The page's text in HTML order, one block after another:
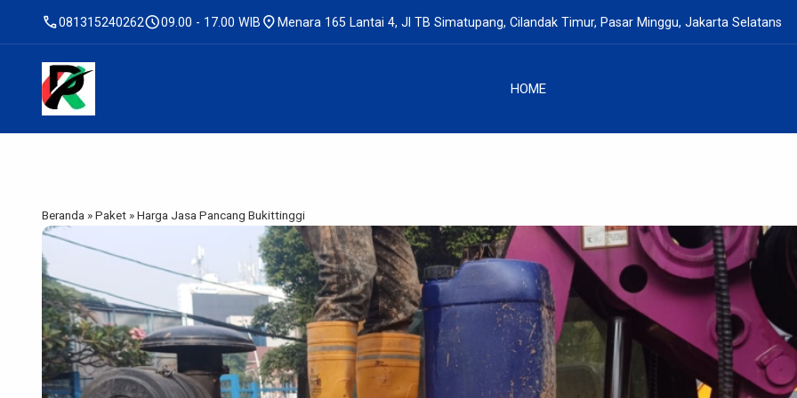
call081315240262schedule09.00 - 17.00 WIB location_onMenara 165 Lantai 4, Jl TB Simatupang, Cilandak Timur, Pasar Minggu, Jakarta Selatans
HOME
Beranda »Paket »Harga Jasa Pancang Bukittinggi